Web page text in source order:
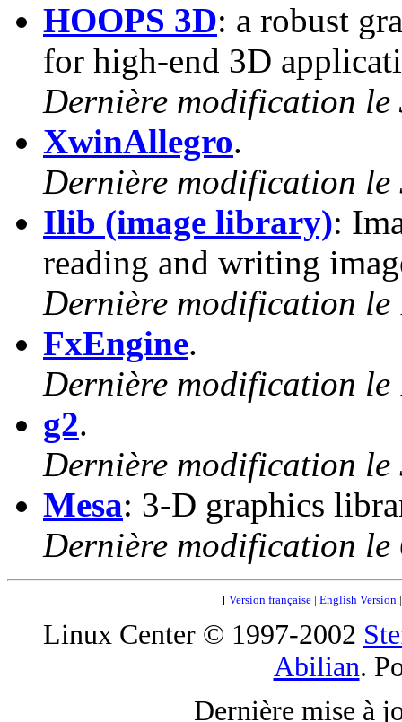
HOOPS 3D: a robust
for high-end 3D
Dernière modification le
XwinAllegro.
Dernière modification le
Ilib (image library):
reading and writing
Dernière modification le
FxEngine.
Dernière modification le
g2.
Dernière modification le
Mesa: 3-D graphics
Dernière modification le
[ Version française | English Version
Linux Center © 1997-2002
Abilian.
Dernière mise à